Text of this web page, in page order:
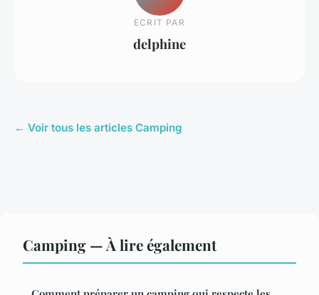
ECRIT PAR
delphine
← Voir tous les articles Camping
Camping — À lire également